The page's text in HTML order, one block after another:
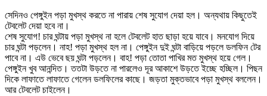
সেদিনও পেঙ্গুইন পড়া মুখস্থ করতে না পারায় শেষ সুযোগ দেয়া হল। অন্যথায় কিছুতেই
টেবলেট দেয়া হবে না।
শেষ সুযোগ! চার ঘন্টায় পড়া মুখস্থ না হলে টেবলেট হাত ছাড়া হয়ে যাবে। মনযোগ দিয়ে
চার ঘন্টা পড়লেন। নাহ! পড়া মুখস্থ হল না। পেঙ্গুইন দুই ঘন্টা বাড়িয়ে পড়লে ডলফিন টের
পাবে না। এউ ভেবে ছয় ঘন্টা পড়লেন। বাহ! পড়া তোতা পাখির মত মুখস্থ হয়ে গেল।
পেঙ্গুইন খুব আনন্দিত। ততটা উড়তে না পারলেও দূর আকাশে উড়তে ইচ্ছে হচ্ছিল। পিছন
দিকে লাফাতে লাফাতে গেলেন ডলফিলের কাছে। জড়তা মুক্তভাবে পড়া মুখস্থ বললেন।
আর টেবলেট চাইলেন।